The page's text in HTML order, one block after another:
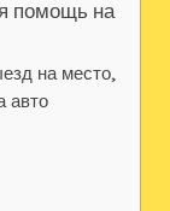
помощь на
на место,
авто